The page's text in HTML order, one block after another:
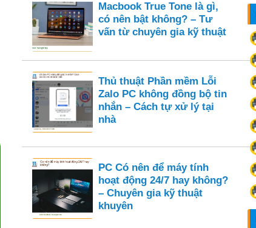
Macbook True Tone là gì,
có nên bật không? – Tư
vấn từ chuyên gia kỹ thuật
Thủ thuật Phần mềm Lỗi
Zalo PC không đồng bộ tin
nhắn – Cách tự xử lý tại
nhà
PC Có nên để máy tính
hoạt động 24/7 hay không?
– Chuyên gia kỹ thuật
khuyên